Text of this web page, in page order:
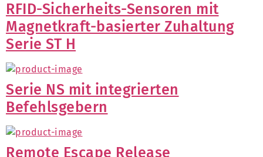
RFID-Sicherheits-Sensoren mit
Magnetkraft-basierter Zuhaltung
Serie ST H
Serie NS mit integrierten
Befehlsgebern
Remote Escape Release